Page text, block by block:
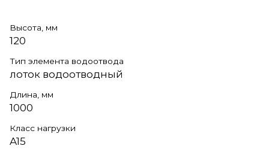
Высота, мм
120
Тип элемента водоотвода
лоток водоотводный
Длина, мм
1000
Класс нагрузки
A15